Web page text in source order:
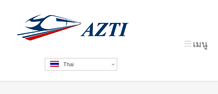
Thai
เมนู